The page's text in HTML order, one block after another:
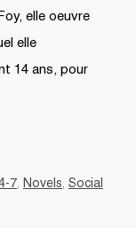
elle oeuvre
elle
14 ans, pour
7 Novels
Social